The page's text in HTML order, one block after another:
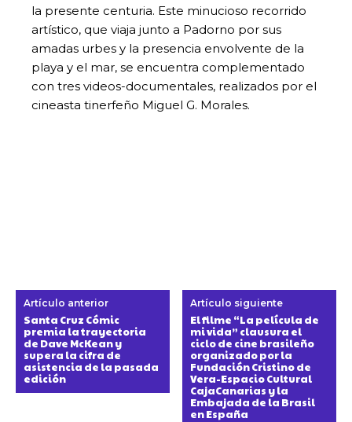
la presente centuria. Este minucioso recorrido
artístico, que viaja junto a Padorno por sus
amadas urbes y la presencia envolvente de la
playa y el mar, se encuentra complementado
con tres videos-documentales, realizados por el
cineasta tinerfeño Miguel G. Morales.
Artículo anterior
Santa Cruz Cómic
premia la trayectoria
de Dave McKean y
supera la cifra de
asistencia de la pasada
edición
Artículo siguiente
El filme “La película de
mi vida” clausura el
ciclo de cine brasileño
organizado por la
Fundación Cristino de
Vera-Espacio Cultural
CajaCanarias y la
Embajada de la Brasil
en España